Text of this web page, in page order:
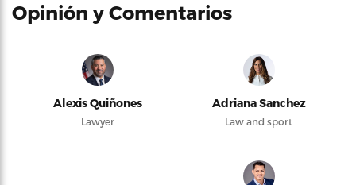
Opinión y Comentarios
Alexis Quiñones
Lawyer
Adriana Sanchez
Law and sport